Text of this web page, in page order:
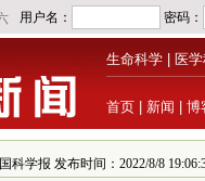
生命科学 医
首页 新闻 博
科学报 发布时间：2022/8/8